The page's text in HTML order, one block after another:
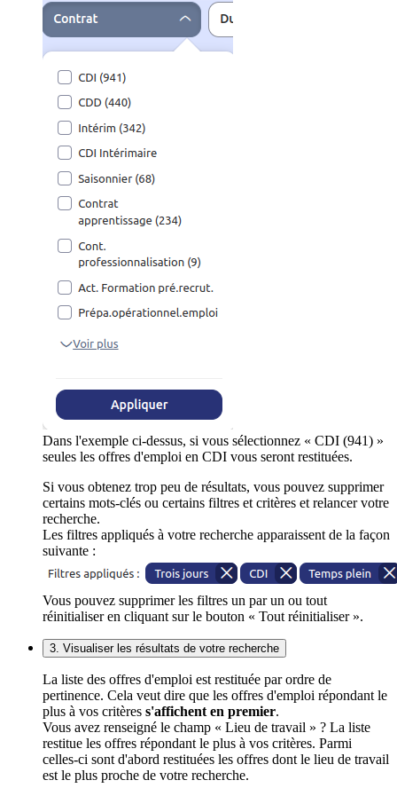
Dans l'exemple ci-dessus, si vous sélectionnez « CDI (941) »
seules les offres d'emploi en CDI vous seront restituées.
Si vous obtenez trop peu de résultats, vous pouvez supprimer
certains mots-clés ou certains filtres et critères et relancer votre
recherche.
Les filtres appliqués à votre recherche apparaissent de la façon
suivante :
Vous pouvez supprimer les filtres un par un ou tout
réinitialiser en cliquant sur le bouton « Tout réinitialiser ».
3. Visualiser les résultats de votre recherche
La liste des offres d'emploi est restituée par ordre de
pertinence. Cela veut dire que les offres d'emploi répondant le
plus à vos critères s'affichent en premier.
Vous avez renseigné le champ « Lieu de travail » ? La liste
restitue les offres répondant le plus à vos critères. Parmi
celles-ci sont d'abord restituées les offres dont le lieu de travail
est le plus proche de votre recherche.